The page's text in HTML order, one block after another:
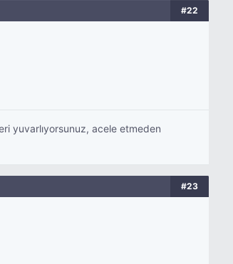
#22
yuvarlıyorsunuz, acele etmeden
#23